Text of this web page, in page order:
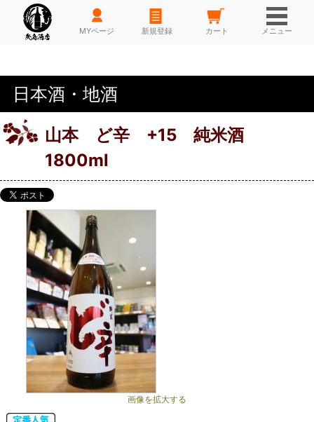
HOME MYページ 新規登録 カート メニュー
日本酒・地酒
山本 ど辛 +15 純米酒
1800ml
画像を拡大する